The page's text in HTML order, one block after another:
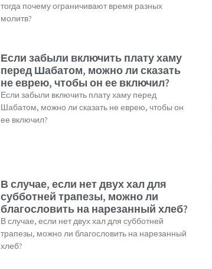
тогда почему ограничивают время разных
молитв?
Если забыли включить плату хаму
перед Шабатом, можно ли сказать
не еврею, чтобы он ее включил?
Если забыли включить плату хаму перед
Шабатом, можно ли сказать не еврею, чтобы он
ее включил?
В случае, если нет двух хал для
субботней трапезы, можно ли
благословить на нарезанный хлеб?
В случае, если нет двух хал для субботней
трапезы, можно ли благословить на нарезанный
хлеб?